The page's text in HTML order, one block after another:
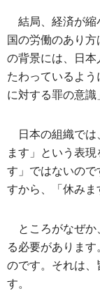
結局、経済が
国の労働のあり
の背景には、日
たわっているよ
に対する罪の意識
日本の組織で
ます」という表
す」ではないの
すから、「休みま
ところがなぜ
る必要がありま
のです。それは
す。